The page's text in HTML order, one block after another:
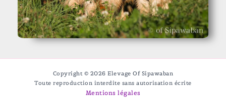
Copyright © 2026 Elevage Of Sipawaban
Toute reproduction interdite sans autorisation écrite
Mentions légales